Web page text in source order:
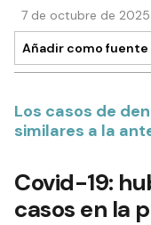
7 de octubre de
Añadir como fuente
Los casos de
similares a la
Covid-19:
casos en la